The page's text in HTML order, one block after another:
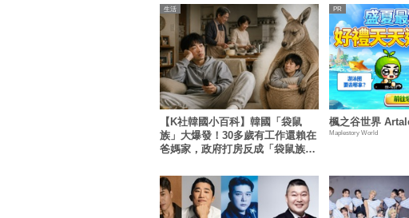
【K社韓國小百科】韓國「袋鼠
族」大爆發！30多歲有工作還賴在
爸媽家，政府打房反成「袋鼠族」
生活
楓之谷世界
Maplestory World